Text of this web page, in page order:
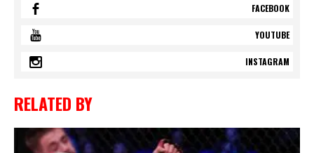
FACEBOOK
YOUTUBE
INSTAGRAM
RELATED BY